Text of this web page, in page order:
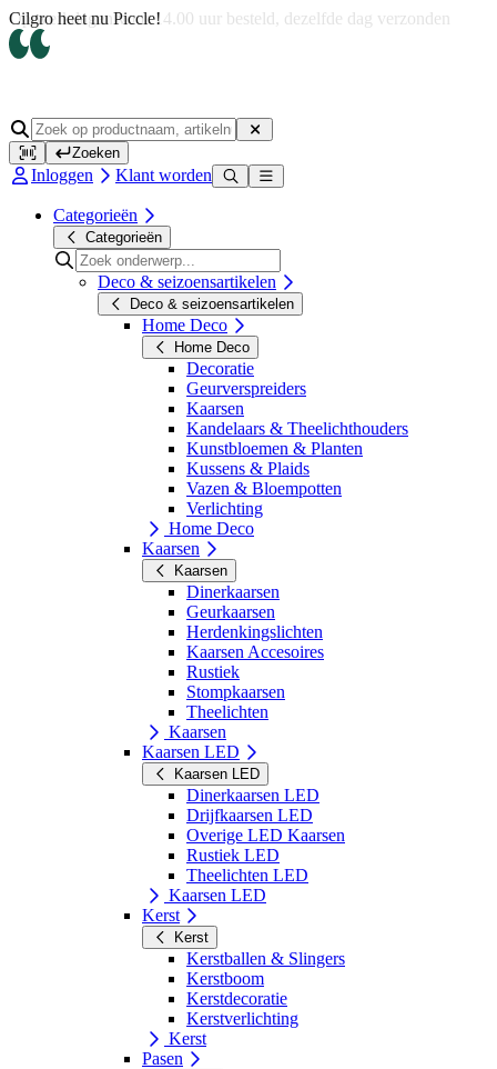
Op werkdagen voor 14.00 uur besteld, dezelfde dag verzonden
Zoeken
Inloggen Klant worden
Categorieën
Categorieën
Deco & seizoensartikelen
Deco & seizoensartikelen
Home Deco
Home Deco
Decoratie
Geurverspreiders
Kaarsen
Kandelaars & Theelichthouders
Kunstbloemen & Planten
Kussens & Plaids
Vazen & Bloempotten
Verlichting
Home Deco
Kaarsen
Kaarsen
Dinerkaarsen
Geurkaarsen
Herdenkingslichten
Kaarsen Accesoires
Rustiek
Stompkaarsen
Theelichten
Kaarsen
Kaarsen LED
Kaarsen LED
Dinerkaarsen LED
Drijfkaarsen LED
Overige LED Kaarsen
Rustiek LED
Theelichten LED
Kaarsen LED
Kerst
Kerst
Kerstballen & Slingers
Kerstboom
Kerstdecoratie
Kerstverlichting
Kerst
Pasen